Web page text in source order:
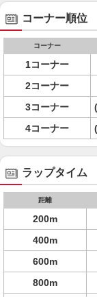
コーナー順位
コーナー
1コーナー
2コーナー
3コーナー
4コーナー
ラップタイム
距離
200m
400m
600m
800m